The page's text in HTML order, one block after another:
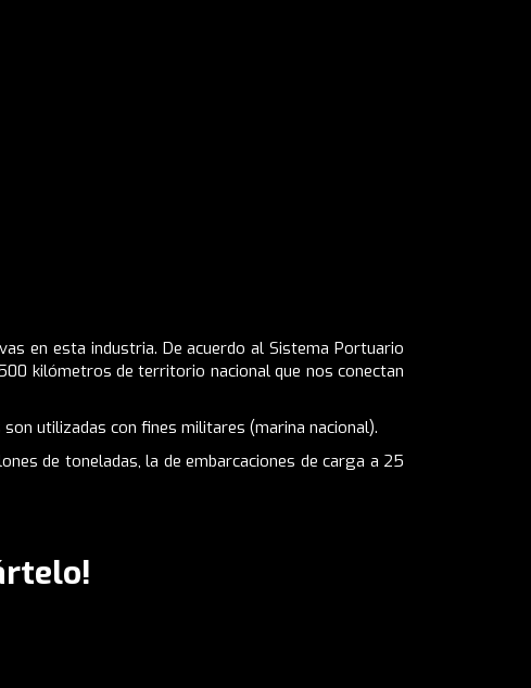
en esta industria. De acuerdo al Sistema Portuario
kilómetros de territorio nacional que nos conectan
utilizadas con fines militares (marina nacional).
de toneladas, la de embarcaciones de carga a 25